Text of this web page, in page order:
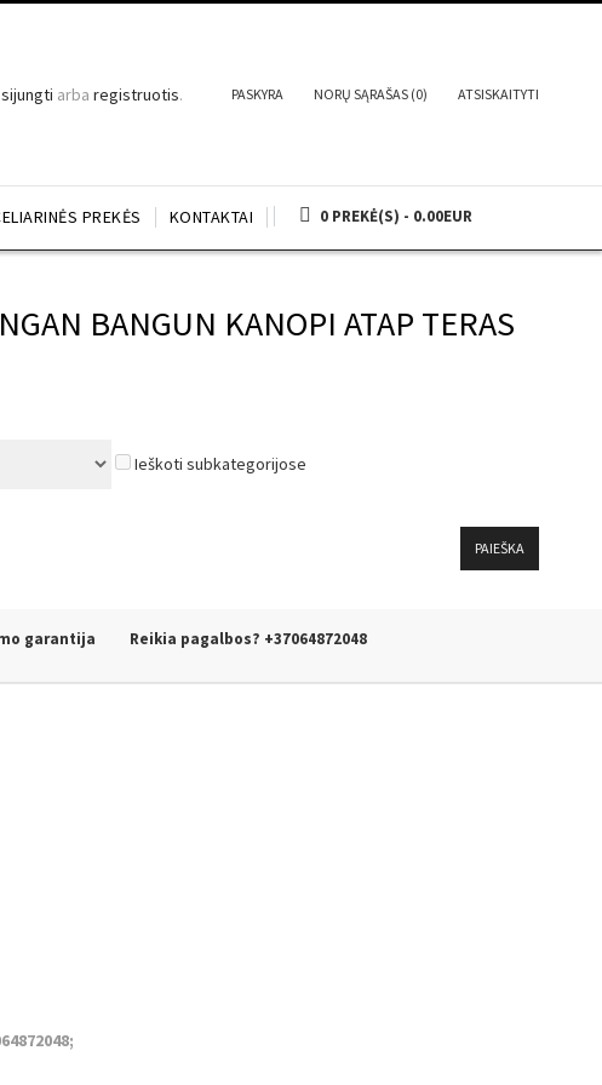
arba registruotis. PASKYRA NORŲ SĄRAŠAS (0) ATSISKAITYTI
PREKĖS KONTAKTAI 0 PREKĖ(S) - 0.00EUR
BANGUN KANOPI ATAP TERAS
Ieškoti subkategorijose
garantija Reikia pagalbos? +37064872048